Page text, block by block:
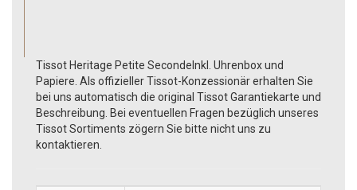
Tissot Heritage Petite SecondeInkl. Uhrenbox und
Papiere. Als offizieller Tissot-Konzessionär erhalten Sie
bei uns automatisch die original Tissot Garantiekarte und
Beschreibung. Bei eventuellen Fragen bezüglich unseres
Tissot Sortiments zögern Sie bitte nicht uns zu
kontaktieren.